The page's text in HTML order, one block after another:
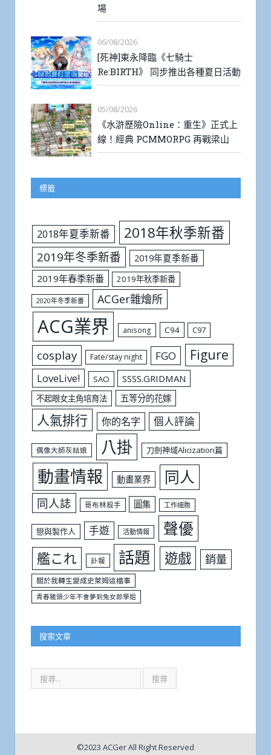
場
06/08/2026
[死神]東永降臨《七騎士
Re:BIRTH》 同步推出各種夏日活動
05/08/2026
《水滸歷險Online：重生》正式上
線！經典 PCMMORPG 再戰梁山
標籤
2018年夏季新番 2018年秋季新番
2019年冬季新番
2019年夏季新番
2019年春季新番
2019年秋季新番
2020年冬季新番 ACGer雜燴所
ACG業界 anisong C94 C97
cosplay Fate/stay night FGO Figure
LoveLive! SAO SSSS.GRIDMAN
不起眼女主角培育法 五等分的花嫁
人氣排行 你的名字 個人評論
偶像大師灰姑娘 八掛 刀劍神域Alicization篇
動畫情報 動畫業界 同人
同人誌 哥布林殺手 圖集 工作細胞
戀與製作人 手遊 活動情報 聲優
艦これ 訃報 話題 遊戲 銷量
關於我轉生變成史萊姆這檔事
青春豬頭少年不會夢到兔女郎學姐
搜索文章
©2023 ACGer All Right Reserved